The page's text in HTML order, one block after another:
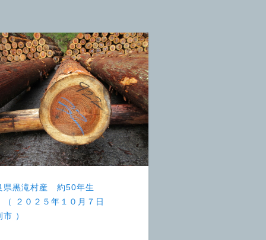
県黒滝村産 約50年生
２０２５年１０月７日
）